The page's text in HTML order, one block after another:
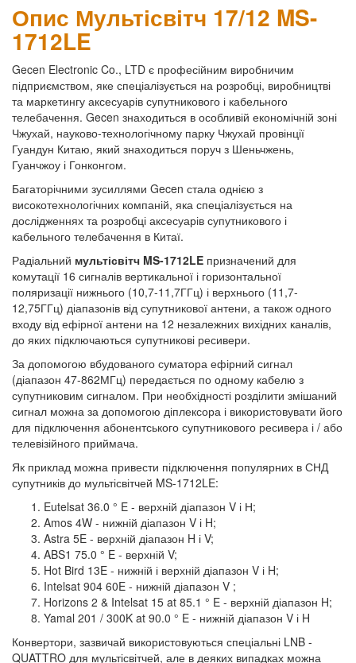
Опис Мультісвітч 17/12 MS-
1712LE
Gecen Electronic Co., LTD є професійним виробничим
підприємством, яке спеціалізується на розробці, виробництві
та маркетингу аксесуарів супутникового і кабельного
телебачення. Gecen знаходиться в особливій економічній зоні
Чжухай, науково-технологічному парку Чжухай провінції
Гуандун Китаю, який знаходиться поруч з Шеньчжень,
Гуанчжоу і Гонконгом.
Багаторічними зусиллями Gecen стала однією з
високотехнологічних компаній, яка спеціалізується на
дослідженнях та розробці аксесуарів супутникового і
кабельного телебачення в Китаї.
Радіальний мультісвітч MS-1712LE призначений для
комутації 16 сигналів вертикальної і горизонтальної
поляризації нижнього (10,7-11,7ГГц) і верхнього (11,7-
12,75ГГц) діапазонів від супутникової антени, а також одного
входу від ефірної антени на 12 незалежних вихідних каналів,
до яких підключаються супутникові ресивери.
За допомогою вбудованого суматора ефірний сигнал
(діапазон 47-862МГц) передається по одному кабелю з
супутниковим сигналом. При необхідності розділити змішаний
сигнал можна за допомогою діплексора і використовувати його
для підключення абонентського супутникового ресивера і / або
телевізійного приймача.
Як приклад можна привести підключення популярних в СНД
супутників до мультісвітчей MS-1712LE:
Eutelsat 36.0 ° E - верхній діапазон V і Н;
Amos 4W - нижній діапазон V і H;
Astra 5E - верхній діапазон H і V;
ABS1 75.0 ° E - верхній V;
Hot Bird 13E - нижній і верхній діапазон V і H;
Intelsat 904 60E - нижній діапазон V ;
Horizons 2 & Intelsat 15 at 85.1 ° E - верхній діапазон H;
Yamal 201 / 300K at 90.0 ° E - нижній діапазон V і H
Конвертори, зазвичай використовуються спеціальні LNB -
QUATTRO для мультісвітчей, але в деяких випадках можна